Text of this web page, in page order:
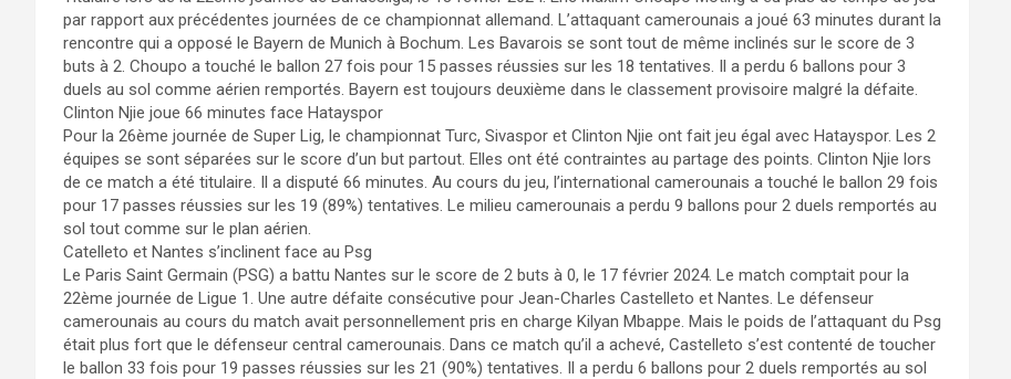
par rapport aux précédentes journées de ce championnat allemand. L’attaquant camerounais a joué 63 minutes durant la
rencontre qui a opposé le Bayern de Munich à Bochum. Les Bavarois se sont tout de même inclinés sur le score de 3
buts à 2. Choupo a touché le ballon 27 fois pour 15 passes réussies sur les 18 tentatives. Il a perdu 6 ballons pour 3
duels au sol comme aérien remportés. Bayern est toujours deuxième dans le classement provisoire malgré la défaite.
Clinton Njie joue 66 minutes face Hatayspor
Pour la 26ème journée de Super Lig, le championnat Turc, Sivaspor et Clinton Njie ont fait jeu égal avec Hatayspor. Les 2
équipes se sont séparées sur le score d’un but partout. Elles ont été contraintes au partage des points. Clinton Njie lors
de ce match a été titulaire. Il a disputé 66 minutes. Au cours du jeu, l’international camerounais a touché le ballon 29 fois
pour 17 passes réussies sur les 19 (89%) tentatives. Le milieu camerounais a perdu 9 ballons pour 2 duels remportés au
sol tout comme sur le plan aérien.
Catelleto et Nantes s’inclinent face au Psg
Le Paris Saint Germain (PSG) a battu Nantes sur le score de 2 buts à 0, le 17 février 2024. Le match comptait pour la
22ème journée de Ligue 1. Une autre défaite consécutive pour Jean-Charles Castelleto et Nantes. Le défenseur
camerounais au cours du match avait personnellement pris en charge Kilyan Mbappe. Mais le poids de l’attaquant du Psg
était plus fort que le défenseur central camerounais. Dans ce match qu’il a achevé, Castelleto s’est contenté de toucher
le ballon 33 fois pour 19 passes réussies sur les 21 (90%) tentatives. Il a perdu 6 ballons pour 2 duels remportés au sol